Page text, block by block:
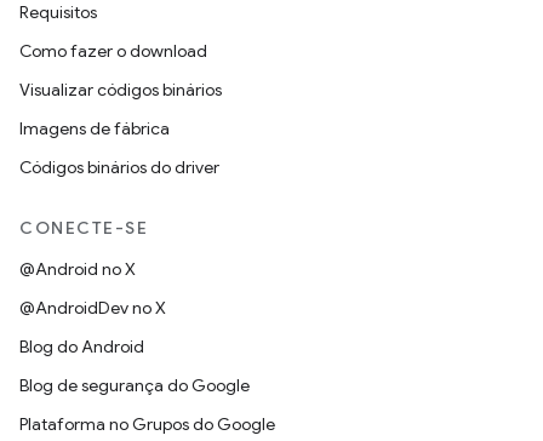
Requisitos
Como fazer o download
Visualizar códigos binários
Imagens de fábrica
Códigos binários do driver
CONECTE-SE
@Android no X
@AndroidDev no X
Blog do Android
Blog de segurança do Google
Plataforma no Grupos do Google